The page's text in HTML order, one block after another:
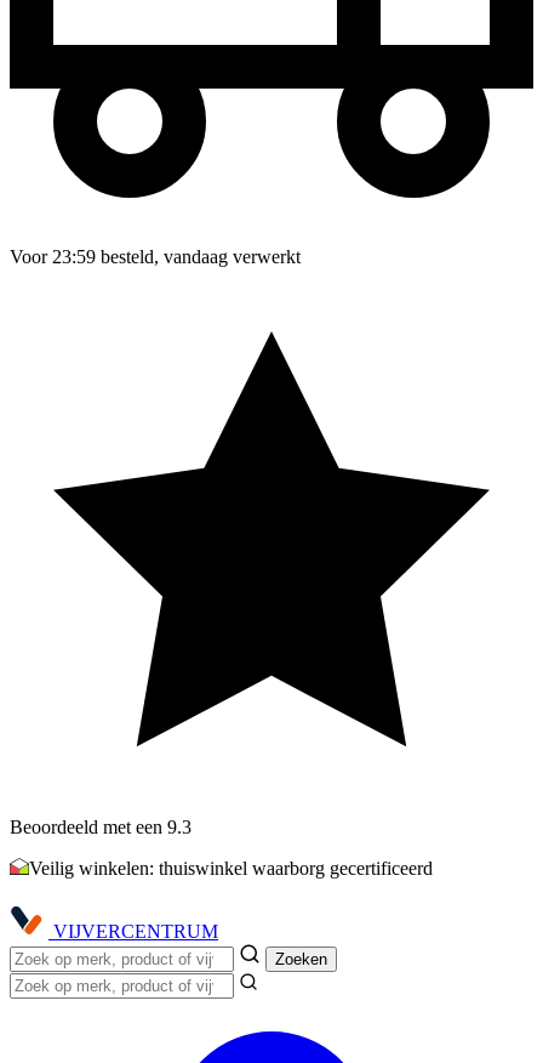
Voor 23:59 besteld, vandaag verwerkt
Beoordeeld met een 9.3
Veilig winkelen: thuiswinkel waarborg gecertificeerd
VIJVERCENTRUM
Zoeken